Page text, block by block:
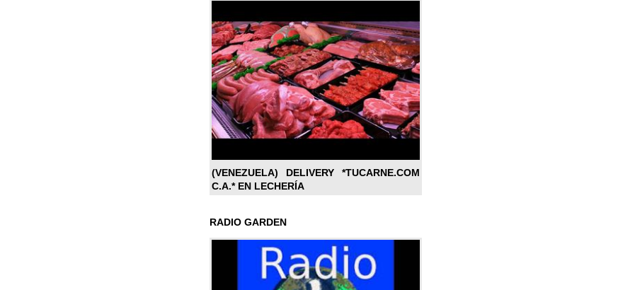
(VENEZUELA) DELIVERY *TUCARNE.COM
C.A.* EN LECHERÍA
RADIO GARDEN